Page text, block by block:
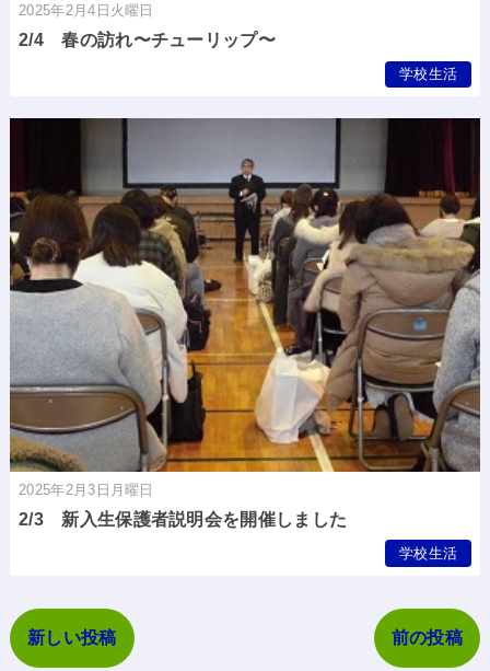
2025年2月4日火曜日
2/4 春の訪れ〜チューリップ〜
学校生活
2025年2月3日月曜日
2/3 新入生保護者説明会を開催しました
学校生活
新しい投稿 前の投稿